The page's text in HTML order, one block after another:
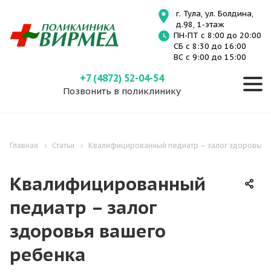
г. Тула, ул. Болдина,
д.98, 1-этаж
ПН-ПТ с 8:00 до 20:00
СБ с 8:30 до 16:00
ВС с 9:00 до 15:00
+7 (4872) 52-04-54
Позвонить в поликлинику
Главная Статьи Квалифицированный педиатр – залог здоровья
Квалифицированный
педиатр – залог
здоровья вашего
ребенка